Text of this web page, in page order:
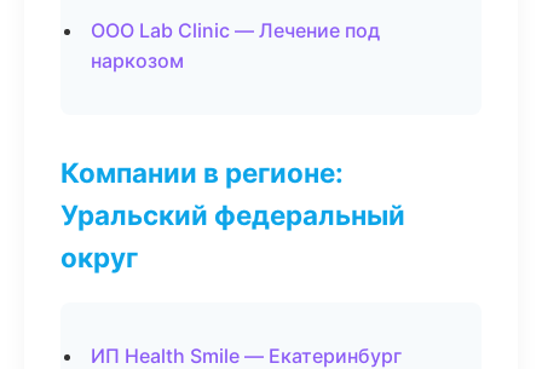
ООО Lab Clinic — Лечение под
наркозом
Компании в регионе:
Уральский федеральный
округ
ИП Health Smile — Екатеринбург